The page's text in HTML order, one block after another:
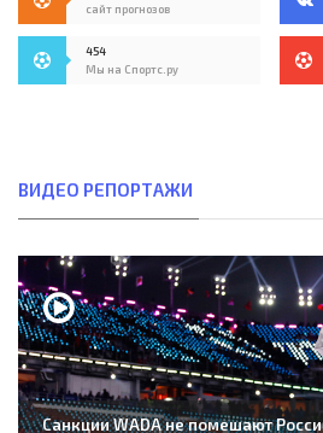
сайт прогнозов
454
Мы на Спортс.ру
ВИДЕО РЕПОРТАЖИ
Санкции WADA не помешают